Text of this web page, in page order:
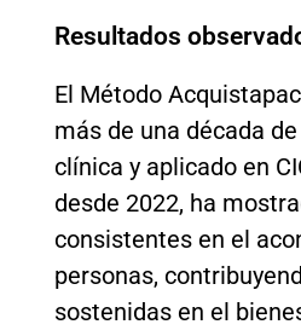
Resultados
El Método
más de una década
clínica y aplicado en
desde 2022, ha
consistentes en el
personas,
sostenidas en el